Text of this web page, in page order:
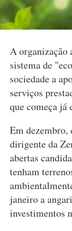
A
sistema de
sociedade a
serviços
que começa já
Em
dirigente da
abertas
tenham
janeiro a
investimentos